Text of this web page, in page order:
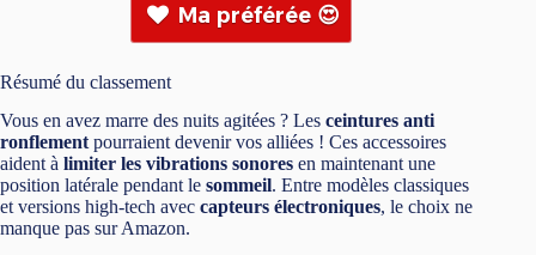
Ma préférée 😍
Résumé du classement
Vous en avez marre des nuits agitées ? Les ceintures anti
ronflement pourraient devenir vos alliées ! Ces accessoires
aident à limiter les vibrations sonores en maintenant une
position latérale pendant le sommeil. Entre modèles classiques
et versions high-tech avec capteurs électroniques, le choix ne
manque pas sur Amazon.